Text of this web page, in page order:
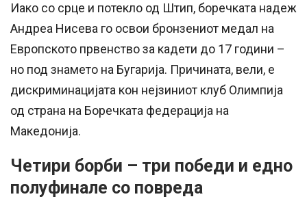
Иако со срце и потекло од Штип, боречката надеж
Андреа Нисева го освои бронзениот медал на
Европското првенство за кадети до 17 години –
но под знамето на Бугарија. Причината, вели, е
дискриминацијата кон нејзиниот клуб Олимпија
од страна на Боречката федерација на
Македонија.
Четири борби – три победи и едно
полуфинале со повреда